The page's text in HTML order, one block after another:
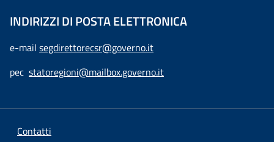
INDIRIZZI DI POSTA ELETTRONICA
e-mail segdirettorecsr@governo.it
pec statoregioni@mailbox.governo.it
Contatti